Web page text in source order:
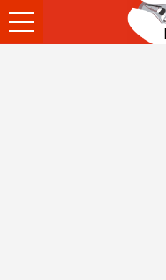
Ouvrir
le